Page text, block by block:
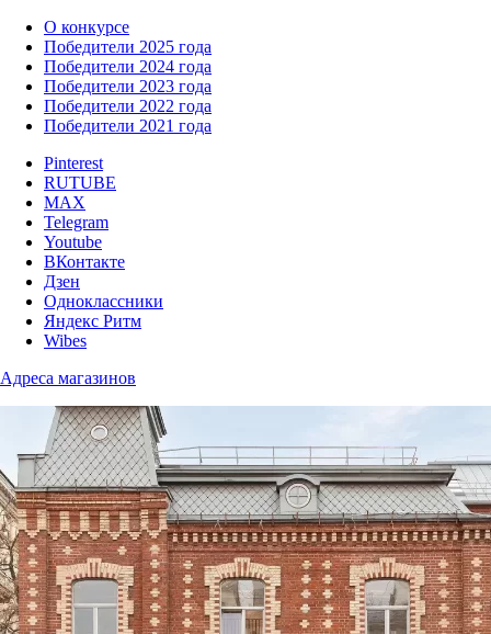
О конкурсе
Победители 2025 года
Победители 2024 года
Победители 2023 года
Победители 2022 года
Победители 2021 года
Pinterest
RUTUBE
MAX
Telegram
Youtube
ВКонтакте
Дзен
Одноклассники
Яндекс Ритм
Wibes
Адреса магазинов